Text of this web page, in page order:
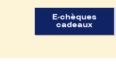
E-chèques
cadeaux